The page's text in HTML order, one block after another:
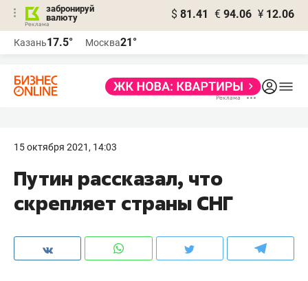
забронируй
валюту
$ 81.41 € 94.06 ¥ 12.06
Казань17.5° Москва21°
15 октября 2021, 14:03
Путин рассказал, что
скрепляет страны СНГ